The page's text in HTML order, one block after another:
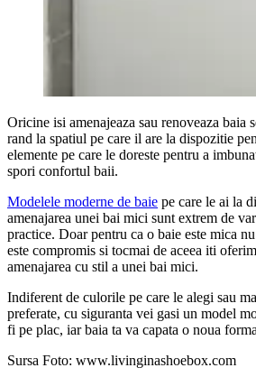
Oricine isi amenajeaza sau renoveaza baia
rand la spatiul pe care il are la dispozitie
elemente pe care le doreste pentru a
spori confortul baii.
Modelele moderne de baie pe care le ai la
amenajarea unei bai mici sunt extrem de
practice. Doar pentru ca o baie este mica
este compromis si tocmai de aceea iti
amenajarea cu stil a unei bai mici.
Indiferent de culorile pe care le alegi sau
preferate, cu siguranta vei gasi un model
fi pe plac, iar baia ta va capata o noua
Sursa Foto: www.livinginashoebox.com